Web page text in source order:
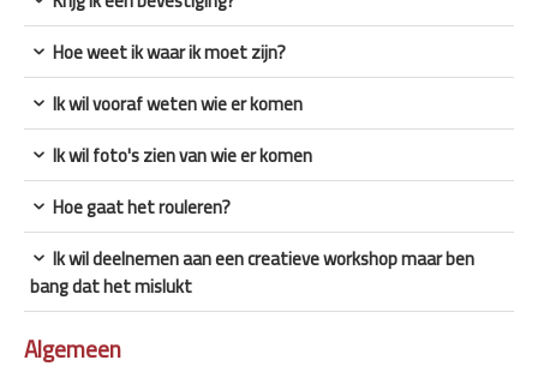
Hoe weet ik waar ik moet zijn?
Ik wil vooraf weten wie er komen
Ik wil foto's zien van wie er komen
Hoe gaat het rouleren?
Ik wil deelnemen aan een creatieve workshop maar ben
bang dat het mislukt
Algemeen